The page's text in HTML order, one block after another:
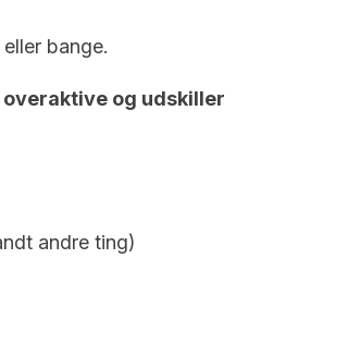
bange.
og udskiller
andre ting)